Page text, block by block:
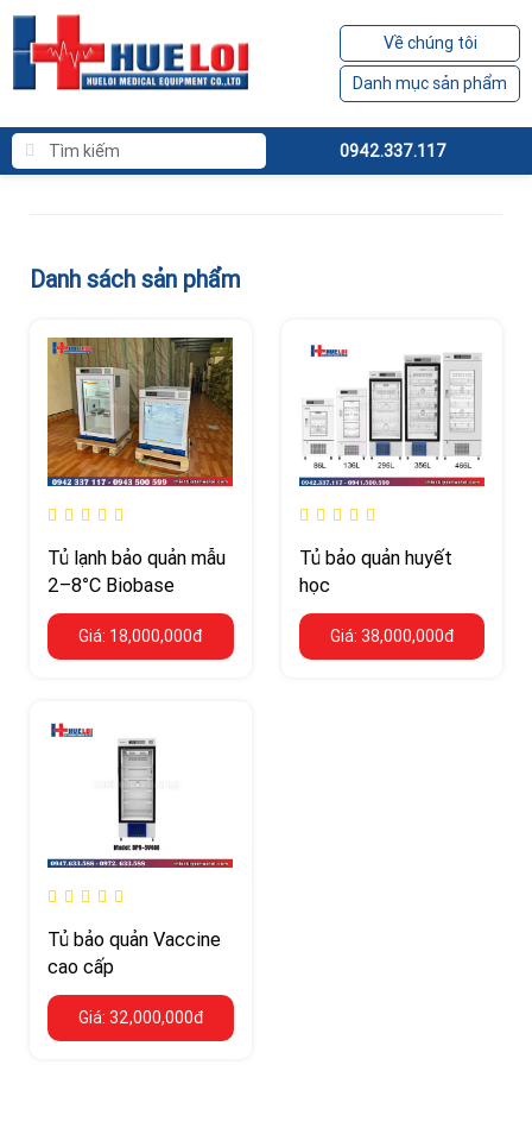
Về chúng tôi
Danh mục sản phẩm
0942.337.117
Danh sách sản phẩm
Tủ lạnh bảo quản mẫu
2–8°C Biobase
Giá: 18,000,000đ
Tủ bảo quản huyết
học
Giá: 38,000,000đ
Tủ bảo quản Vaccine
cao cấp
Giá: 32,000,000đ